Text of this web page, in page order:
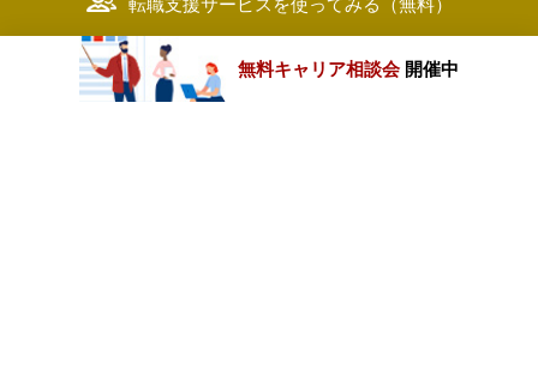
無料キャリア相談会 開催中